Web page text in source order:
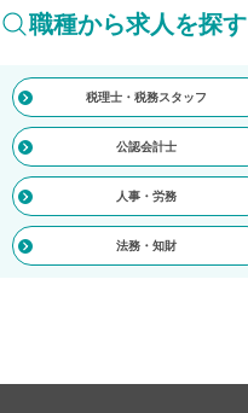
職種から求人を探す
税理士・税務スタッフ
公認会計士
人事・労務
法務・知財